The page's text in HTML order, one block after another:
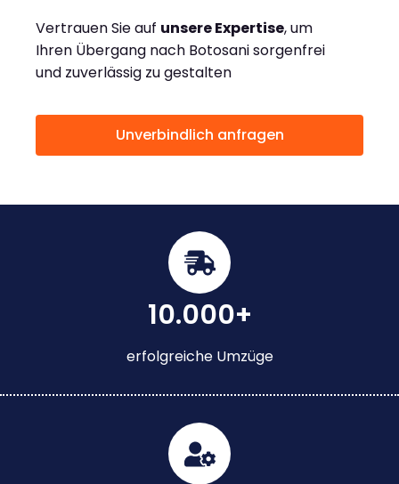
Vertrauen Sie auf unsere Expertise, um
Ihren Übergang nach Botosani sorgenfrei
und zuverlässig zu gestalten
Unverbindlich anfragen
10.000+
erfolgreiche Umzüge